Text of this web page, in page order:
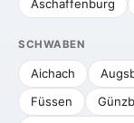
Aschaffenburg
SCHWABEN
Aichach
Füssen